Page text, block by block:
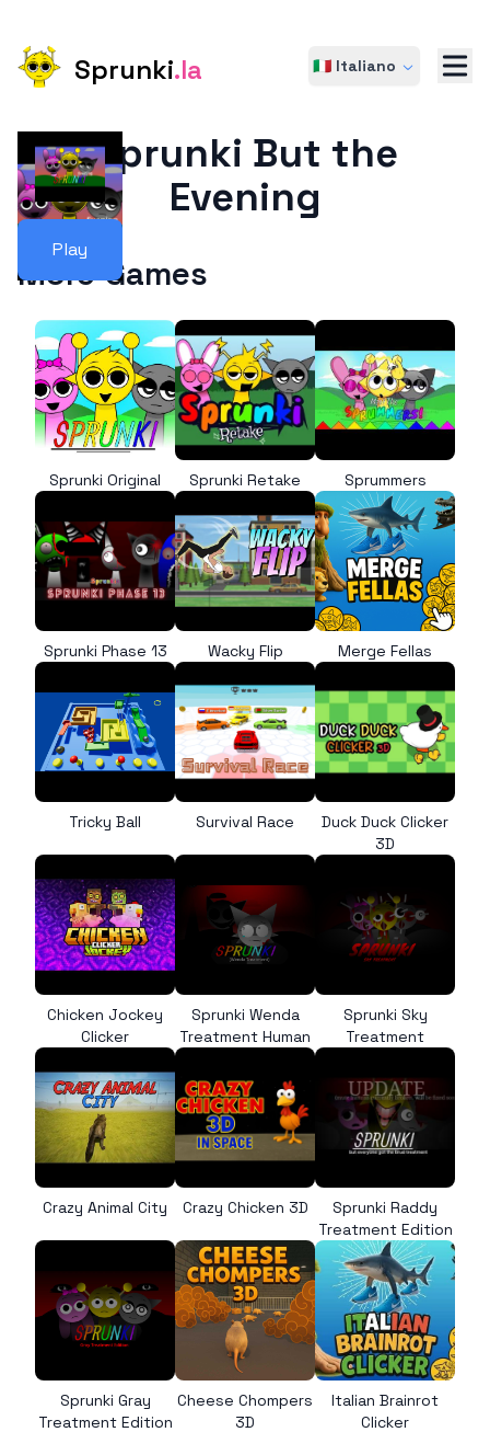
Sprunki.la 🇮🇹 Italiano
Play
Sprunki But the
Evening
More Games
Sprunki Original Sprunki Retake Sprummers
Sprunki Phase 13 Wacky Flip Merge Fellas
Tricky Ball Survival Race
Duck Duck Clicker
3D
Chicken Jockey
Clicker
Sprunki Wenda
Treatment Human
Sprunki Sky
Treatment
Crazy Animal City Crazy Chicken 3D
Sprunki Raddy
Treatment Edition
Sprunki Gray
Treatment Edition
Cheese Chompers
3D
Italian Brainrot
Clicker